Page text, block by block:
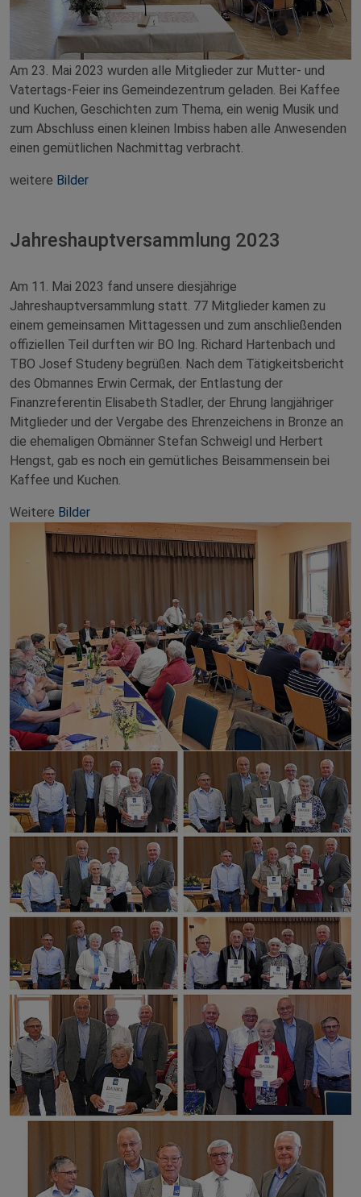
Am 23. Mai 2023 wurden alle Mitglieder zur Mutter- und
Vatertags-Feier ins Gemeindezentrum geladen. Bei Kaffee
und Kuchen, Geschichten zum Thema, ein wenig Musik und
zum Abschluss einen kleinen Imbiss haben alle Anwesenden
einen gemütlichen Nachmittag verbracht.
weitere Bilder
Jahreshauptversammlung 2023
Am 11. Mai 2023 fand unsere diesjährige
Jahreshauptversammlung statt. 77 Mitglieder kamen zu
einem gemeinsamen Mittagessen und zum anschließenden
offiziellen Teil durften wir BO Ing. Richard Hartenbach und
TBO Josef Studeny begrüßen. Nach dem Tätigkeitsbericht
des Obmannes Erwin Cermak, der Entlastung der
Finanzreferentin Elisabeth Stadler, der Ehrung langjähriger
Mitglieder und der Vergabe des Ehrenzeichens in Bronze an
die ehemaligen Obmänner Stefan Schweigl und Herbert
Hengst, gab es noch ein gemütliches Beisammensein bei
Kaffee und Kuchen.
Weitere Bilder